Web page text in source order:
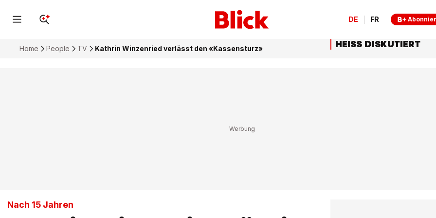
DE FR
Home People TV Kathrin Winzenried verlässt den «Kassensturz»
Nach 15 Jahren
HEISS DISKUTIERT